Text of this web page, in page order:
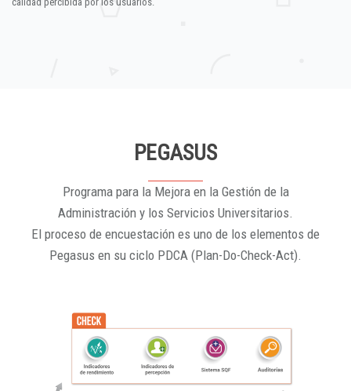
PEGASUS
Programa para la Mejora en la Gestión de la
Administración y los Servicios Universitarios.
El proceso de encuestación es uno de los elementos de
Pegasus en su ciclo PDCA (Plan-Do-Check-Act).